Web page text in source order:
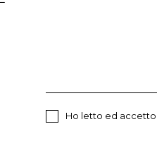
Ho letto ed accetto